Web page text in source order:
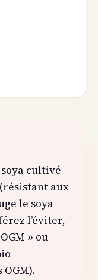
soya cultivé
aux
le soya
l’éviter,
» ou